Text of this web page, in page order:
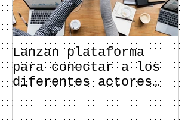
Lanzan plataforma
para conectar a los
diferentes actores
del sector
inmobiliario